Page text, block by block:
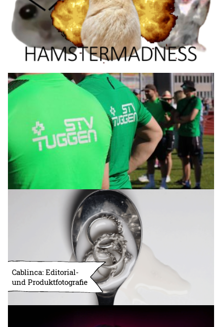
Cablinca: Editorial-
und Produktfotografie